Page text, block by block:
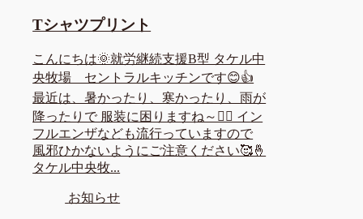
Tシャツプリント
こんにちは🌞就労継続支援B型 タケル中
央牧場 セントラルキッチンです😊👍
最近は、暑かったり、寒かったり、雨が
降ったりで 服装に困りますね～🤦‍♀️ イン
フルエンザなども流行っていますので
風邪ひかないようにご注意ください🥰🤞
タケル中央牧...
お知らせ